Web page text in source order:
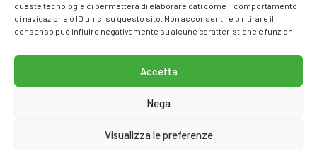
queste tecnologie ci permetterà di elaborare dati come il comportamento
di navigazione o ID unici su questo sito. Non acconsentire o ritirare il
consenso può influire negativamente su alcune caratteristiche e funzioni.
Accetta
Nega
Visualizza le preferenze
Lungomare F. D’Anna – Balestrate (PA)
****